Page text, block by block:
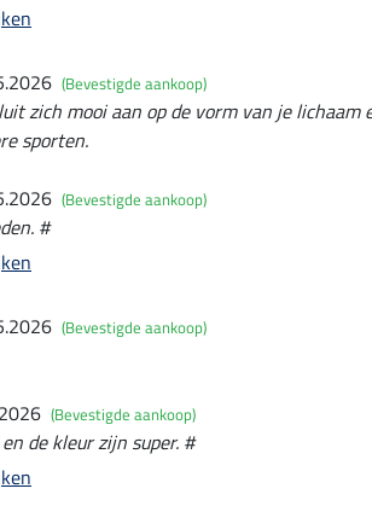
(Bevestigde aankoop)
zich mooi aan op de vorm van je
sporten.
(Bevestigde aankoop)
#
(Bevestigde aankoop)
(Bevestigde aankoop)
de kleur zijn super. #